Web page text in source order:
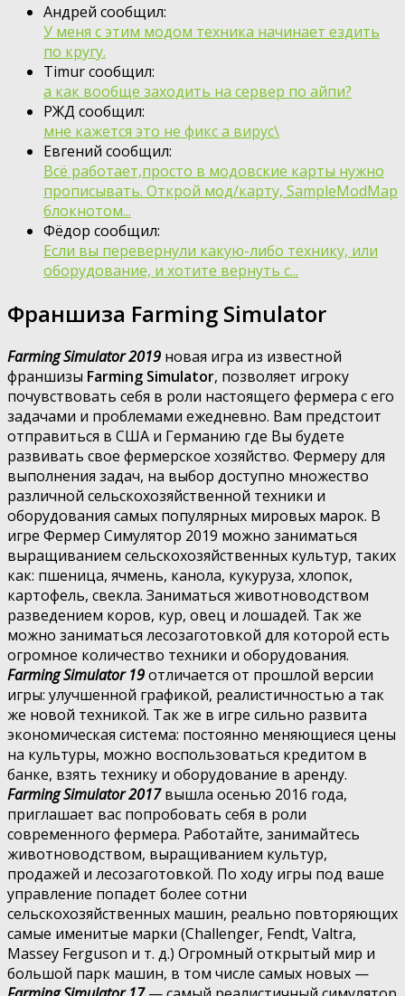
Андрей сообщил:
У меня с этим модом техника начинает ездить
по кругу.
Timur сообщил:
а как вообще заходить на сервер по айпи?
РЖД сообщил:
мне кажется это не фикс а вирус\
Евгений сообщил:
Всё работает,просто в модовские карты нужно
прописывать. Открой мод/карту, SampleModMap
блокнотом...
Фёдор сообщил:
Если вы перевернули какую-либо технику, или
оборудование, и хотите вернуть с...
Франшиза Farming Simulator
Farming Simulator 2019 новая игра из известной
франшизы Farming Simulator, позволяет игроку
почувствовать себя в роли настоящего фермера с его
задачами и проблемами ежедневно. Вам предстоит
отправиться в США и Германию где Вы будете
развивать свое фермерское хозяйство. Фермеру для
выполнения задач, на выбор доступно множество
различной сельскохозяйственной техники и
оборудования самых популярных мировых марок. В
игре Фермер Симулятор 2019 можно заниматься
выращиванием сельскохозяйственных культур, таких
как: пшеница, ячмень, канола, кукуруза, хлопок,
картофель, свекла. Заниматься животноводством
разведением коров, кур, овец и лошадей. Так же
можно заниматься лесозаготовкой для которой есть
огромное количество техники и оборудования.
Farming Simulator 19отличается от прошлой версии
игры: улучшенной графикой, реалистичностью а так
же новой техникой. Так же в игре сильно развита
экономическая система: постоянно меняющиеся цены
на культуры, можно воспользоваться кредитом в
банке, взять технику и оборудование в аренду.
Farming Simulator 2017вышла осенью 2016 года,
приглашает вас попробовать себя в роли
современного фермера. Работайте, занимайтесь
животноводством, выращиванием культур,
продажей и лесозаготовкой. По ходу игры под ваше
управление попадет более сотни
сельскохозяйственных машин, реально повторяющих
самые именитые марки (Challenger, Fendt, Valtra,
Massey Ferguson и т. д.) Огромный открытый мир и
большой парк машин, в том числе самых новых —